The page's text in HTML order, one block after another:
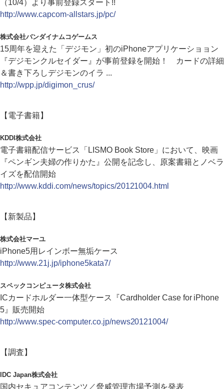
（10/4）より事前登録スタート!!
http://www.capcom-allstars.jp/pc/
株式会社バンダイナムコゲームス
15周年を迎えた「デジモン」初のiPhoneアプリケーショョン
『デジモンクルセイダー』が事前登録を開始！ カードの詳細
＆書き下ろしデジモンのイラ ...
http://wpp.jp/digimon_crus/
【電子書籍】
KDDI株式会社
電子書籍配信サービス「LISMO Book Store」において、映画
『ペンギン夫婦の作りかた』公開を記念し、原案書籍とノベラ
イズを配信開始
http://www.kddi.com/news/topics/20121004.html
【新製品】
株式会社マーユ
iPhone5用レインボー無垢ケース
http://www.21j.jp/iphone5kata7/
スペックコンピュータ株式会社
ICカードホルダー一体型ケース『Cardholder Case for iPhone
5』販売開始
http://www.spec-computer.co.jp/news20121004/
【調査】
IDC Japan株式会社
国内セキュアコンテンツ／脅威管理市場予測を発表